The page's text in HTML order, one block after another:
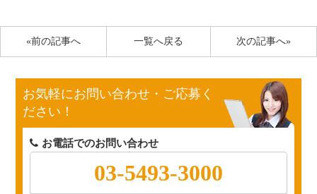
«前の記事へ 次の記事へ»
一覧へ戻る
お気軽にお問い合わせ・ご応募く
ださい！
お電話でのお問い合わせ
03-5493-3000